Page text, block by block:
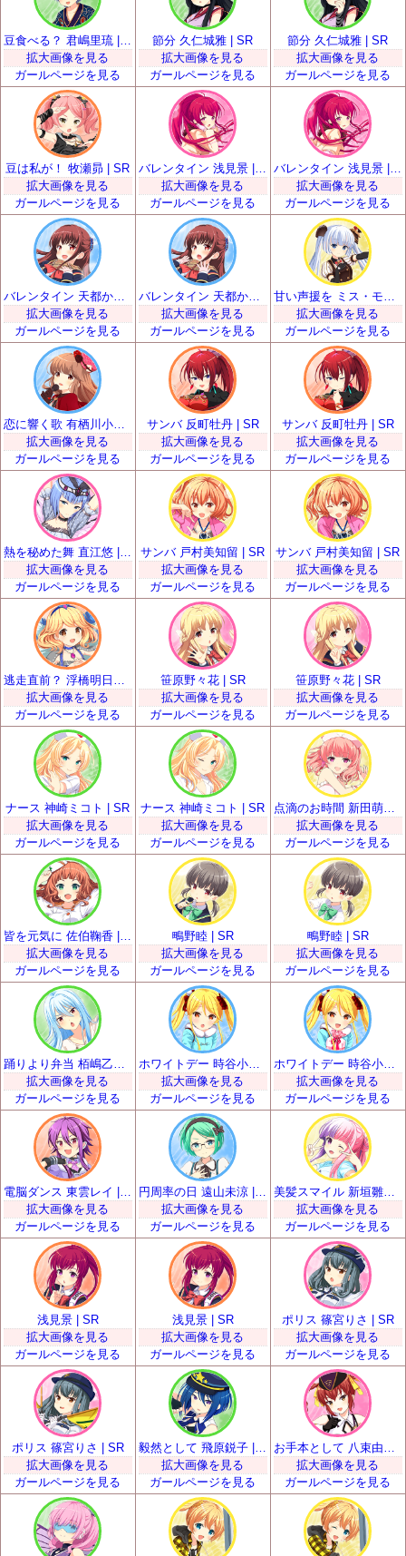
拡大画像を見る
ガールページを見る
節分 久仁城雅 | SR
拡大画像を見る
ガールページを見る
節分 久仁城雅 | SR
拡大画像を見る
ガールページを見る
豆は私が！ 牧瀬昴 | SR
拡大画像を見る
ガールページを見る
バレンタイン 浅見景 | SR
拡大画像を見る
ガールページを見る
バレンタイン 浅見景 | SR
拡大画像を見る
ガールページを見る
拡大画像を見る
ガールページを見る
バレンタイン 天都かなた | SR
拡大画像を見る
ガールページを見る
拡大画像を見る
ガールページを見る
拡大画像を見る
ガールページを見る
サンバ 反町牡丹 | SR
拡大画像を見る
ガールページを見る
サンバ 反町牡丹 | SR
拡大画像を見る
ガールページを見る
拡大画像を見る
ガールページを見る
サンバ 戸村美知留 | SR
拡大画像を見る
ガールページを見る
サンバ 戸村美知留 | SR
拡大画像を見る
ガールページを見る
拡大画像を見る
ガールページを見る
笹原野々花 | SR
拡大画像を見る
ガールページを見る
笹原野々花 | SR
拡大画像を見る
ガールページを見る
ナース 神崎ミコト | SR
拡大画像を見る
ガールページを見る
ナース 神崎ミコト | SR
拡大画像を見る
ガールページを見る
点滴のお時間 新田萌果 | SR
拡大画像を見る
ガールページを見る
拡大画像を見る
ガールページを見る
鴫野睦 | SR
拡大画像を見る
ガールページを見る
鴫野睦 | SR
拡大画像を見る
ガールページを見る
拡大画像を見る
ガールページを見る
ホワイトデー 時谷小瑠璃 | SR
拡大画像を見る
ガールページを見る
ホワイトデー 時谷小瑠璃 | SR
拡大画像を見る
ガールページを見る
拡大画像を見る
ガールページを見る
円周率の日 遠山未涼 | SR
拡大画像を見る
ガールページを見る
美髪スマイル 新垣雛菜 | SR
拡大画像を見る
ガールページを見る
浅見景 | SR
拡大画像を見る
ガールページを見る
浅見景 | SR
拡大画像を見る
ガールページを見る
ポリス 篠宮りさ | SR
拡大画像を見る
ガールページを見る
ポリス 篠宮りさ | SR
拡大画像を見る
ガールページを見る
毅然として 飛原鋭子 | SR
拡大画像を見る
ガールページを見る
拡大画像を見る
ガールページを見る